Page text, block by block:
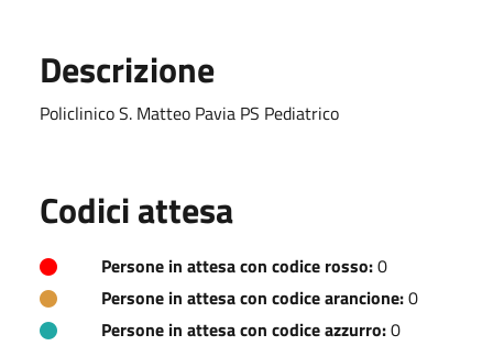
Descrizione
Policlinico S. Matteo Pavia PS Pediatrico
Codici attesa
Persone in attesa con codice rosso:0
Persone in attesa con codice arancione:0
Persone in attesa con codice azzurro:0